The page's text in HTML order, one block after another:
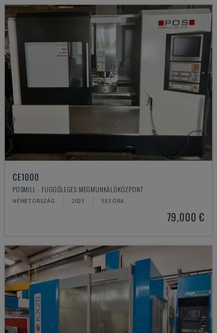
CE1000
POSMILL - FÜGGŐLEGES MEGMUNKÁLÓKÖZPONT
NÉMETORSZÁG 2023 533 ÓRA
79,000 €